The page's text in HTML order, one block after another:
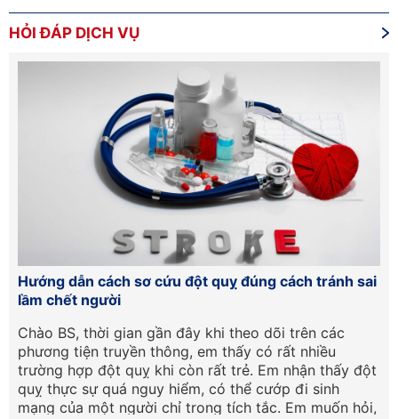
HỎI ĐÁP DỊCH VỤ
Hướng dẫn cách sơ cứu đột quỵ đúng cách tránh sai
lầm chết người
Chào BS, thời gian gần đây khi theo dõi trên các
phương tiện truyền thông, em thấy có rất nhiều
trường hợp đột quỵ khi còn rất trẻ. Em nhận thấy đột
quỵ thực sự quá nguy hiểm, có thể cướp đi sinh
mạng của một người chỉ trong tích tắc. Em muốn hỏi,